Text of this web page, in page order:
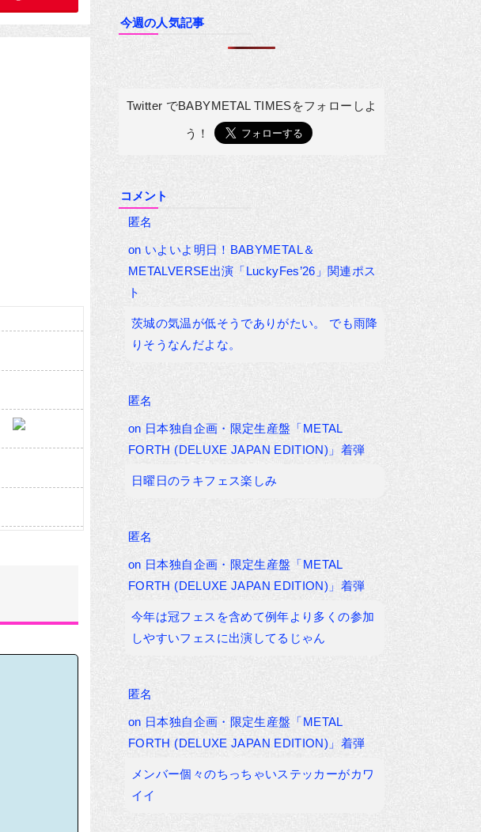
今週の人気記事
Twitter でBABYMETAL TIMESをフォローしよ
う！
コメント
匿名
on いよいよ明日！BABYMETAL＆
METALVERSE出演「LuckyFes’26」関連ポス
ト
茨城の気温が低そうでありがたい。 でも雨降
りそうなんだよな。
匿名
on 日本独自企画・限定生産盤「METAL
FORTH (DELUXE JAPAN EDITION)」着弾
日曜日のラキフェス楽しみ
匿名
on 日本独自企画・限定生産盤「METAL
FORTH (DELUXE JAPAN EDITION)」着弾
今年は冠フェスを含めて例年より多くの参加
しやすいフェスに出演してるじゃん
匿名
on 日本独自企画・限定生産盤「METAL
FORTH (DELUXE JAPAN EDITION)」着弾
メンバー個々のちっちゃいステッカーがカワ
イイ